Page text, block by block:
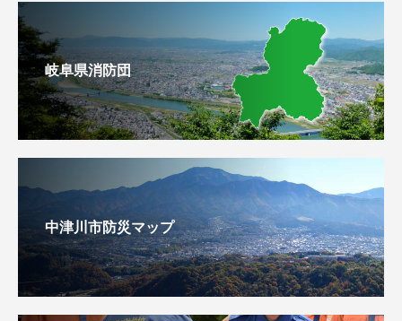
岐阜県消防団
中津川市防災マップ